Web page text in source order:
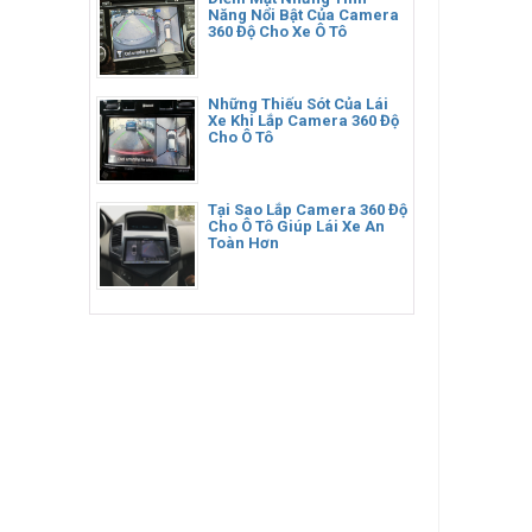
Năng Nổi Bật Của Camera
360 Độ Cho Xe Ô Tô
Những Thiếu Sót Của Lái
Xe Khi Lắp Camera 360 Độ
Cho Ô Tô
Tại Sao Lắp Camera 360 Độ
Cho Ô Tô Giúp Lái Xe An
Toàn Hơn